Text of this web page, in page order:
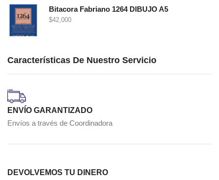
Bitacora Fabriano 1264 DIBUJO A5
$42,000
Características De Nuestro Servicio
ENVÍO GARANTIZADO
Envíos a través de Coordinadora
DEVOLVEMOS TU DINERO